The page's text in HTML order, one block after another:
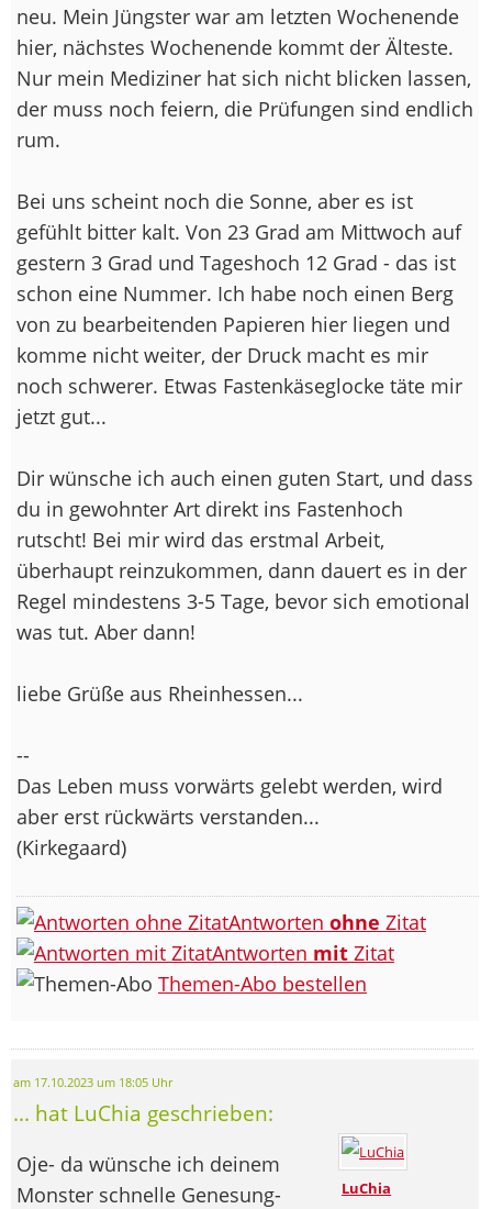
neu. Mein Jüngster war am letzten Wochenende
hier, nächstes Wochenende kommt der Älteste.
Nur mein Mediziner hat sich nicht blicken lassen,
der muss noch feiern, die Prüfungen sind endlich
rum.
Bei uns scheint noch die Sonne, aber es ist
gefühlt bitter kalt. Von 23 Grad am Mittwoch auf
gestern 3 Grad und Tageshoch 12 Grad - das ist
schon eine Nummer. Ich habe noch einen Berg
von zu bearbeitenden Papieren hier liegen und
komme nicht weiter, der Druck macht es mir
noch schwerer. Etwas Fastenkäseglocke täte mir
jetzt gut...
Dir wünsche ich auch einen guten Start, und dass
du in gewohnter Art direkt ins Fastenhoch
rutscht! Bei mir wird das erstmal Arbeit,
überhaupt reinzukommen, dann dauert es in der
Regel mindestens 3-5 Tage, bevor sich emotional
was tut. Aber dann!
liebe Grüße aus Rheinhessen...
--
Das Leben muss vorwärts gelebt werden, wird
aber erst rückwärts verstanden...
(Kirkegaard)
Antworten ohne Zitat
Antworten mit Zitat
Themen-Abo bestellen
am 17.10.2023 um 18:05 Uhr
... hat LuChia geschrieben:
LuChia
Oje- da wünsche ich deinem
Monster schnelle Genesung-